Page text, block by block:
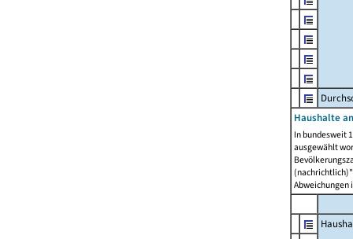
Haushalte
In bundesweit
ausgewählt
Abweichungen